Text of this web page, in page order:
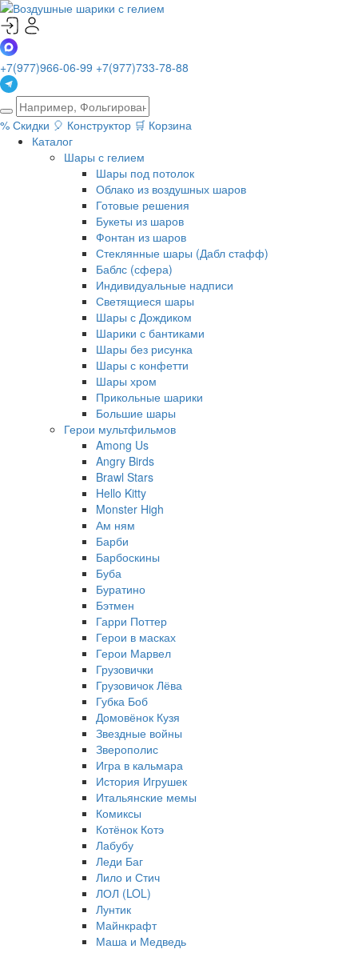
+7(977)966-06-99 +7(977)733-78-88
% Скидки 🎈 Конструктор 🛒 Корзина
Каталог
Шары с гелием
Шары под потолок
Облако из воздушных шаров
Готовые решения
Букеты из шаров
Фонтан из шаров
Стеклянные шары (Дабл стафф)
Баблс (сфера)
Индивидуальные надписи
Светящиеся шары
Шары с Дождиком
Шарики с бантиками
Шары без рисунка
Шары с конфетти
Шары хром
Прикольные шарики
Большие шары
Герои мультфильмов
Among Us
Angry Birds
Brawl Stars
Hello Kitty
Monster High
Ам ням
Барби
Барбоскины
Буба
Буратино
Бэтмен
Гарри Поттер
Герои в масках
Герои Марвел
Грузовички
Грузовичок Лёва
Губка Боб
Домовёнок Кузя
Звездные войны
Зверополис
Игра в кальмара
История Игрушек
Итальянские мемы
Комиксы
Котёнок Котэ
Лабубу
Леди Баг
Лило и Стич
ЛОЛ (LOL)
Лунтик
Майнкрафт
Маша и Медведь